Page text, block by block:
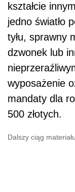
kształcie
jedno światło
tyłu, sprawny
dzwonek lub
wyposażenie
mandaty dla
500 złotych.
Dalszy ciąg